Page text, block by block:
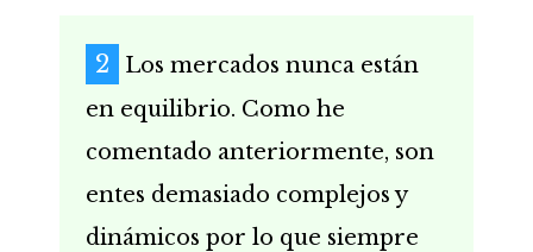
Los mercados nunca están
en equilibrio. Como he
comentado anteriormente, son
entes demasiado complejos y
dinámicos por lo que siempre